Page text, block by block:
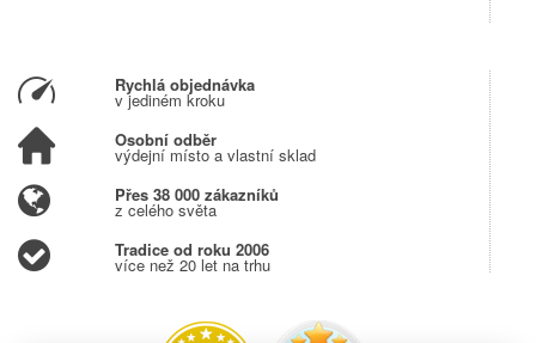
Rychlá objednávka
v jediném kroku
Osobní odběr
výdejní místo a vlastní sklad
Přes 38 000 zákazníků
z celého světa
Tradice od roku 2006
více než 20 let na trhu